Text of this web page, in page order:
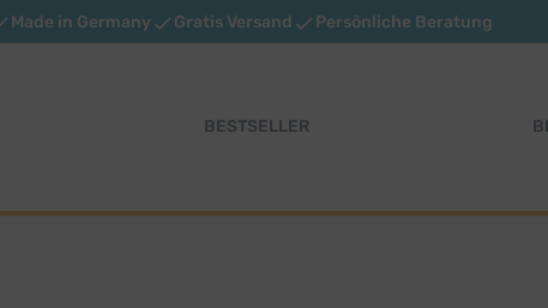
Made in Germany Gratis Versand Persönliche Beratung
BESTSELLER